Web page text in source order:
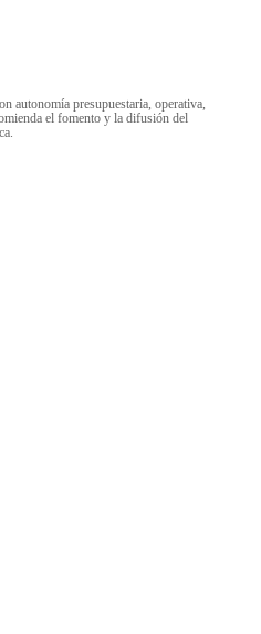
autonomía presupuestaria, operativa,
el fomento y la difusión del